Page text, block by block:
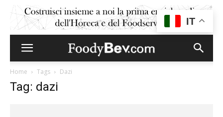
Home Tags Dazi
Tag: dazi
IT